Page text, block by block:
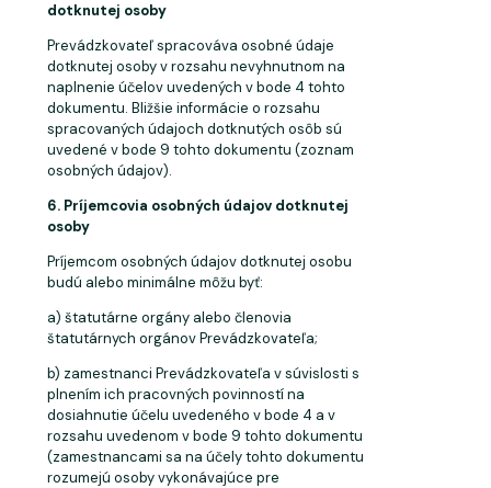
dotknutej osoby
Prevádzkovateľ spracováva osobné údaje
dotknutej osoby v rozsahu nevyhnutnom na
naplnenie účelov uvedených v bode 4 tohto
dokumentu. Bližšie informácie o rozsahu
spracovaných údajoch dotknutých osôb sú
uvedené v bode 9 tohto dokumentu (zoznam
osobných údajov).
6. Príjemcovia osobných údajov dotknutej
osoby
Príjemcom osobných údajov dotknutej osobu
budú alebo minimálne môžu byť:
a) štatutárne orgány alebo členovia
štatutárnych orgánovPrevádzkovateľa;
b) zamestnanci Prevádzkovateľa v súvislosti s
plnením ich pracovných povinností na
dosiahnutie účelu uvedeného v bode 4 a v
rozsahu uvedenom v bode 9 tohto dokumentu
(zamestnancami sa na účely tohto dokumentu
rozumejú osoby vykonávajúce pre